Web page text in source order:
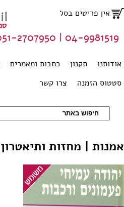
אין פריטים בסל
אודותנו תקנון כתבות ומאמרים
סטטוס הזמנה
צרו קשר
04-9981519 | 051-2707950
אמנות | מחזות ותיאטרון